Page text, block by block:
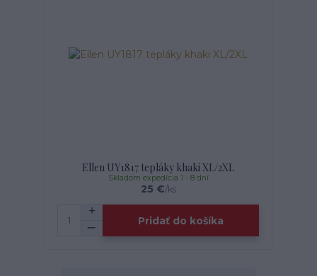
Ellen UY1817 tepláky khaki XL/2XL
25 €/ks
Skladom expedícia 1 - 8 dní
Pridať do košíka